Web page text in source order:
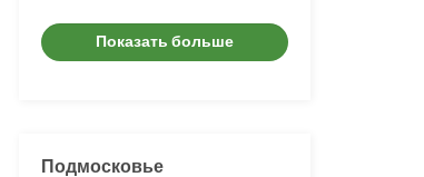
Показать больше
Подмосковье